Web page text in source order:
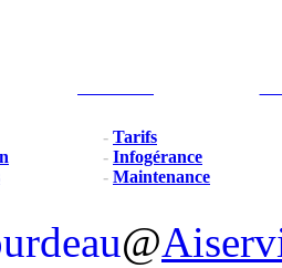
- Tarifs
- Infogérance
- Maintenance
@